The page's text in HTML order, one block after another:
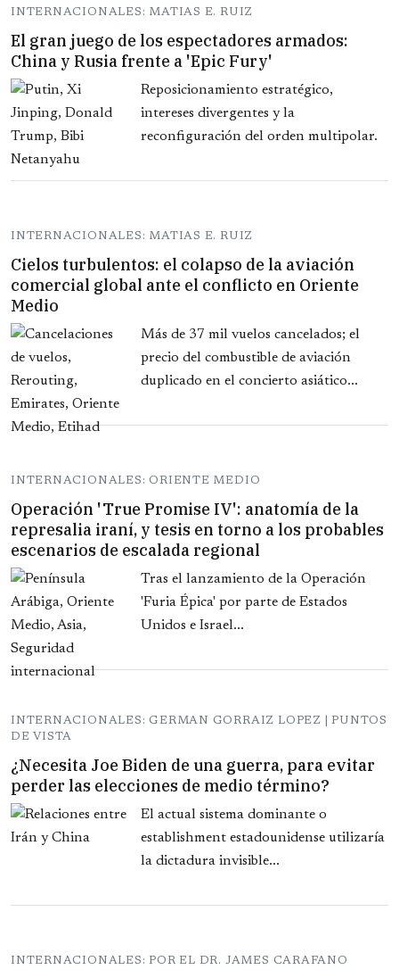
INTERNACIONALES: MATIAS E. RUIZ
El gran juego de los espectadores armados:
China y Rusia frente a 'Epic Fury'
Reposicionamiento estratégico,
intereses divergentes y la
reconfiguración del orden multipolar.
INTERNACIONALES: MATIAS E. RUIZ
Cielos turbulentos: el colapso de la aviación
comercial global ante el conflicto en Oriente
Medio
Más de 37 mil vuelos cancelados; el
precio del combustible de aviación
duplicado en el concierto asiático...
INTERNACIONALES: ORIENTE MEDIO
Operación 'True Promise IV': anatomía de la
represalia iraní, y tesis en torno a los probables
escenarios de escalada regional
Tras el lanzamiento de la Operación
'Furia Épica' por parte de Estados
Unidos e Israel...
INTERNACIONALES: GERMAN GORRAIZ LOPEZ | PUNTOS
DE VISTA
¿Necesita Joe Biden de una guerra, para evitar
perder las elecciones de medio término?
El actual sistema dominante o
establishment estadounidense utilizaría
la dictadura invisible...
INTERNACIONALES: POR EL DR. JAMES CARAFANO